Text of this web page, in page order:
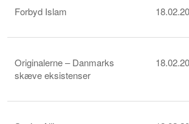
Forbyd Islam
Originalerne – Danmarks
skæve eksistenser